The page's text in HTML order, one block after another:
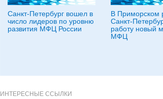
Санкт-Петербург вошел в
число лидеров по уровню
развития МФЦ России
В Приморском
Санкт-
работу новый
МФЦ
ИНТЕРЕСНЫЕ ССЫЛКИ